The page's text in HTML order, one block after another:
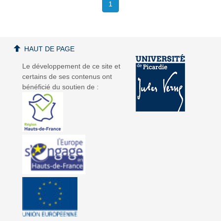
1
Le développement de ce site et
certains de ses contenus ont
bénéficié du soutien de :
HAUT DE PAGE